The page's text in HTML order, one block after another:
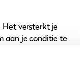
Het versterkt je
aan je conditie te